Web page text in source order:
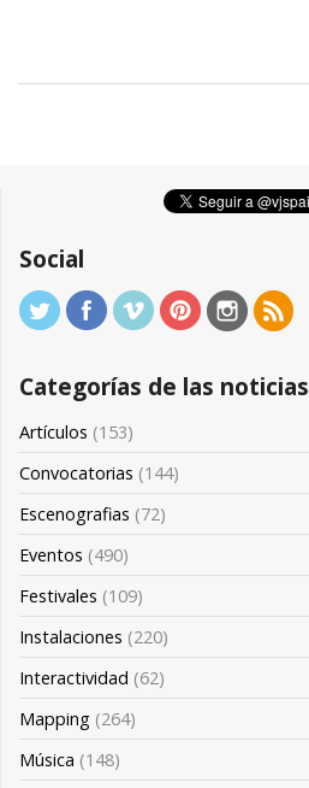
Social
Categorías de las noticias
Artículos (153)
Convocatorias (144)
Escenografias (72)
Eventos (490)
Festivales (109)
Instalaciones (220)
Interactividad (62)
Mapping (264)
Música (148)